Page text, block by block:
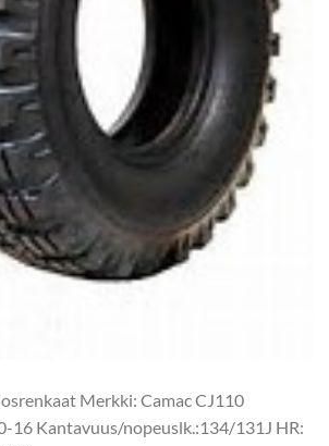
Merkki: Camac CJ110
16 Kantavuus/nopeuslk.:134/131J HR: